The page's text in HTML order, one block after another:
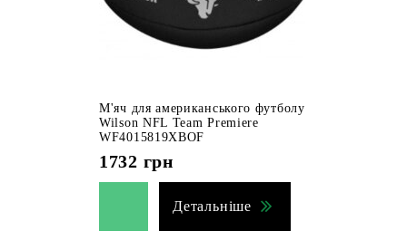
М'яч для американського футболу
Wilson NFL Team Premiere
WF4015819XBOF
1732 грн
Детальніше